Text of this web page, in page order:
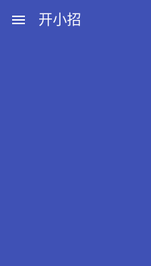
menu 开小招